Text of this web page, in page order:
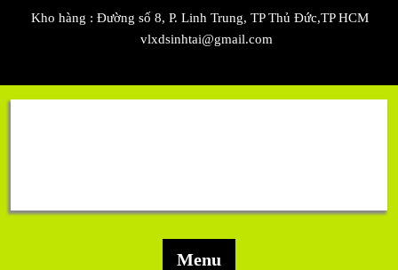
Kho hàng : Đường số 8, P. Linh Trung, TP Thủ Đức,TP HCM
vlxdsinhtai@gmail.com
Menu